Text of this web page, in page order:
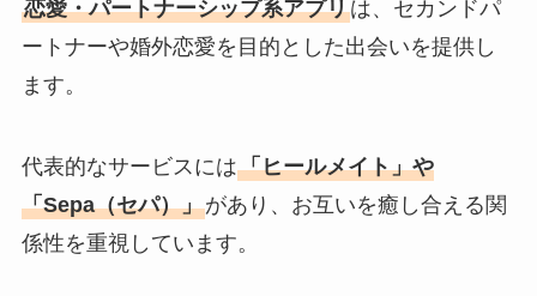
恋愛・パートナーシップ系アプリは、セカンドパ
ートナーや婚外恋愛を目的とした出会いを提供し
ます。
代表的なサービスには「ヒールメイト」や
「Sepa（セパ）」があり、お互いを癒し合える関
係性を重視しています。